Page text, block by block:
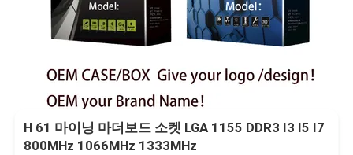
H 61 마이닝 마더보드 소켓 LGA 1155 DDR3 I3 I5 I7
800MHz 1066MHz 1333MHz